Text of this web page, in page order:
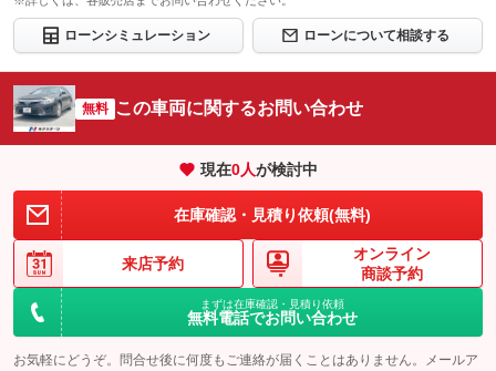
ローンシミュレーション ローンについて相談する
無料 この車両に関するお問い合わせ
現在0人が検討中
在庫確認・見積り依頼(無料)
来店予約
オンライン
商談予約
まずは在庫確認・見積り依頼
無料電話でお問い合わせ
お気軽にどうぞ。問合せ後に何度もご連絡が届くことはありません。メールア